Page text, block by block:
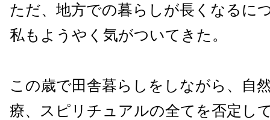
ただ、地方での暮らしが長くなるに
私もようやく気がついてきた。
この歳で田舎暮らしをしながら、自
療、スピリチュアルの全てを否定し